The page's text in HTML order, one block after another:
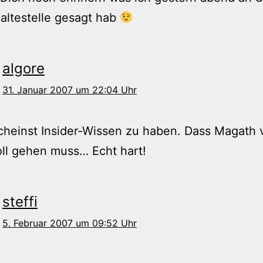
gesagt hab
algore
31. Januar 2007 um 22:04 Uhr
Insider-Wissen zu haben. Dass Magath
gehen muss… Echt hart!
steffi
5. Februar 2007 um 09:52 Uhr